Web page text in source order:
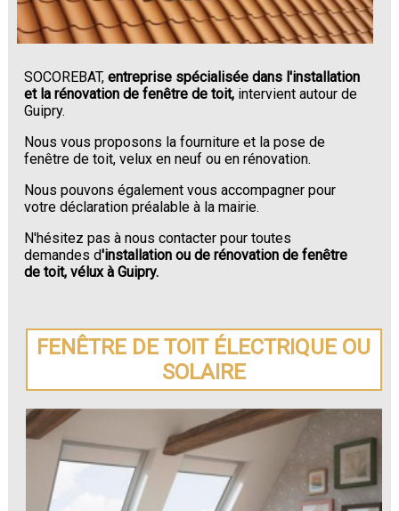
SOCOREBAT,entreprise spécialisée dans l'installation
et la rénovation de fenêtre de toit, intervient autour de
Guipry.
Nous vous proposons la fourniture et la pose de
fenêtre de toit, velux en neuf ou en rénovation.
Nous pouvons également vous accompagner pour
votre déclaration préalable à la mairie.
N'hésitez pas à nous contacter pour toutes
demandes d'installation ou de rénovation de fenêtre
de toit, vélux à Guipry.
FENÊTRE DE TOIT ÉLECTRIQUE OU
SOLAIRE